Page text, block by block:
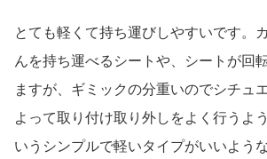
とても軽くて持ち運びしやすいです。
んを持ち運べるシートや、シートが回
ますが、ギミックの分重いのでシチュ
よって取り付け取り外しをよく行うよ
いうシンプルで軽いタイプがいいよう